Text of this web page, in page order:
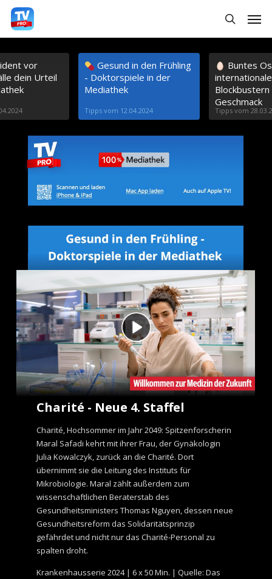
i
p
t
o
search
Menu
vor
dein Urteil
Gesund in den Frühling
- Doktorspiele in der
Mediathek
Tipps vom 12.04.2024
Buntes
Geschmack
Tipps vom
Charité - Neue 4. Staffel
Charité, Hochsommer im Jahr 2049: Spitzenforscherin
Maral Safadi kehrt mit ihrer Frau, der Gynäkologin
Julia Kowalczyk, zurück an die Charité. Dort
übernimmt sie die Leitung des Instituts für
Mikrobiologie. Maral zählt außerdem zum
wissenschaftlichen Beraterstab des
Gesundheitsministers Thomas Nguyen, dessen neue
Gesundheitsreform das Solidaritätsprinzip
gefährdet und nicht nur das Charité-Personal zu
spalten droht.
Krankenhausserie 2024 | 6 x 50 Min. | Quelle: Das